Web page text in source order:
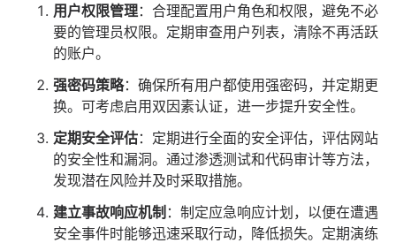
用户权限管理：合理配置用户角色和权限，避免不必
要的管理员权限。定期审查用户列表，清除不再活跃
的账户。
强密码策略：确保所有用户都使用强密码，并定期更
换。可考虑启用双因素认证，进一步提升安全性。
定期安全评估：定期进行全面的安全评估，评估网站
的安全性和漏洞。通过渗透测试和代码审计等方法，
发现潜在风险并及时采取措施。
建立事故响应机制 ：制定应急响应计划，以便在遭遇
安全事件时能够迅速采取行动，降低损失。定期演练